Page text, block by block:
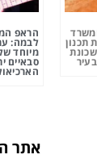
תכנון
הראפ
לבמה:
מיוחד
סבאיים
אתר